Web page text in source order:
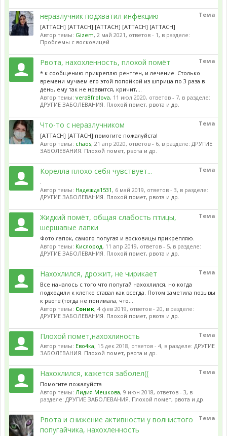
Тема
неразлучник подхватил инфекцию
[ATTACH] [ATTACH] [ATTACH] [ATTACH] [ATTACH]
Автор темы: Gizem, 2 май 2021, ответов - 1, в разделе:
Проблемы с восковицей
Тема
Рвота, нахохленность, плохой помёт
* к сообщению прикреплю рентген, и лечение. Столько
времени мучаем его этой попойкой из шприца по 3 раза в
день, ему так не нравится, кричит,...
Автор темы: vera8frolova, 11 июл 2020, ответов - 7, в разделе:
ДРУГИЕ ЗАБОЛЕВАНИЯ. Плохой помет, рвота и др.
Тема
Что-то с неразлучником
[ATTACH] [ATTACH] помогите пожалуйста!
Автор темы: chaos, 21 апр 2020, ответов - 6, в разделе: ДРУГИЕ
ЗАБОЛЕВАНИЯ. Плохой помет, рвота и др.
Тема
Корелла плохо себя чувствует...
.
Автор темы: Надежда1531, 6 май 2019, ответов - 3, в разделе:
ДРУГИЕ ЗАБОЛЕВАНИЯ. Плохой помет, рвота и др.
Тема
Жидкий помёт, общая слабость птицы,
шершавые лапки
Фото лапок, самого попугая и восковицы прикрепляю.
Автор темы: Кислород, 11 апр 2019, ответов - 5, в разделе:
ДРУГИЕ ЗАБОЛЕВАНИЯ. Плохой помет, рвота и др.
Тема
Нахохлился, дрожит, не чирикает
Все началось с того что попугай нахохлился, но когда
подходили к клетке ставал как всегда. Потом заметила позывы
к рвоте (тогда не понимала, что...
Автор темы: Соник, 4 фев 2019, ответов - 20, в разделе:
ДРУГИЕ ЗАБОЛЕВАНИЯ. Плохой помет, рвота и др.
Тема
Плохой помет,нахохлиность
Автор темы: Ево4ка, 15 дек 2018, ответов - 4, в разделе: ДРУГИЕ
ЗАБОЛЕВАНИЯ. Плохой помет, рвота и др.
Тема
Нахохлился, кажется заболел((
Помогите пожалуйста
Автор темы: Лидия Мешкова, 9 июн 2018, ответов - 3, в
разделе: ДРУГИЕ ЗАБОЛЕВАНИЯ. Плохой помет, рвота и др.
Тема
Рвота и снижение активности у волнистого
попугайчика, нахохленность